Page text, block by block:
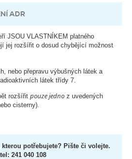
ADR
JSOU VLASTNÍKEM platného
jej rozšířit o dosud chybějící možnost
nebo přepravu výbušných látek a
látek třídy 7.
rozšířit pouze jedno z uvedených
cisterny).
potřebujete? Pište či volejte.
241 040 108